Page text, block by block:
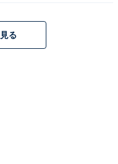
山あいで心安らぐひと
る